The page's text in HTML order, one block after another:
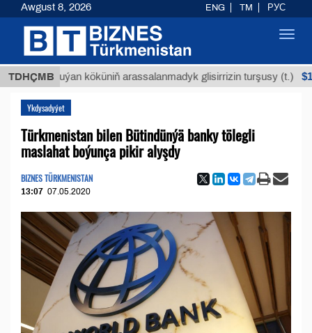
TDHÇMB
Buýan köküniň arassalanmadyk glisirrizin turşusy (t.)
Ykdysadyýet
Türkmenistan bilen Bütindünýä banky tölegli
maslahat boýunça pikir alyşdy
BIZNES TÜRKMENISTAN
13:07 07.05.2020
Awgust 8, 2026 ENG TM РУС